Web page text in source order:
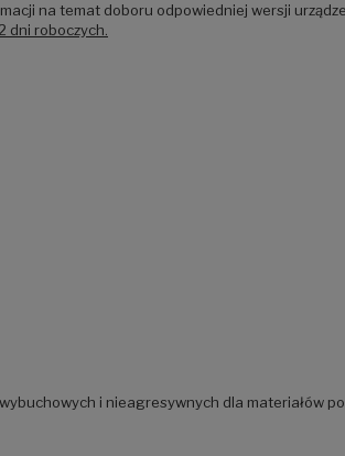
na temat doboru odpowiedniej wersji
dni roboczych.
i nieagresywnych dla materiałów